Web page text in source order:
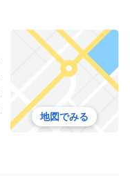
地図でみる